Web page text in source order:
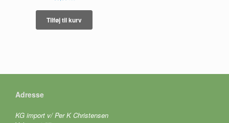
Tilføj til kurv
Adresse
KG import v/ Per K Christensen